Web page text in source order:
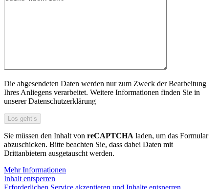
Die abgesendeten Daten werden nur zum Zweck der Bearbeitung
Ihres Anliegens verarbeitet. Weitere Informationen finden Sie in
unserer Datenschutzerklärung
Sie müssen den Inhalt von reCAPTCHA laden, um das Formular
abzuschicken. Bitte beachten Sie, dass dabei Daten mit
Drittanbietern ausgetauscht werden.
Mehr Informationen
Inhalt entsperren
Erforderlichen Service akzeptieren und Inhalte entsperren